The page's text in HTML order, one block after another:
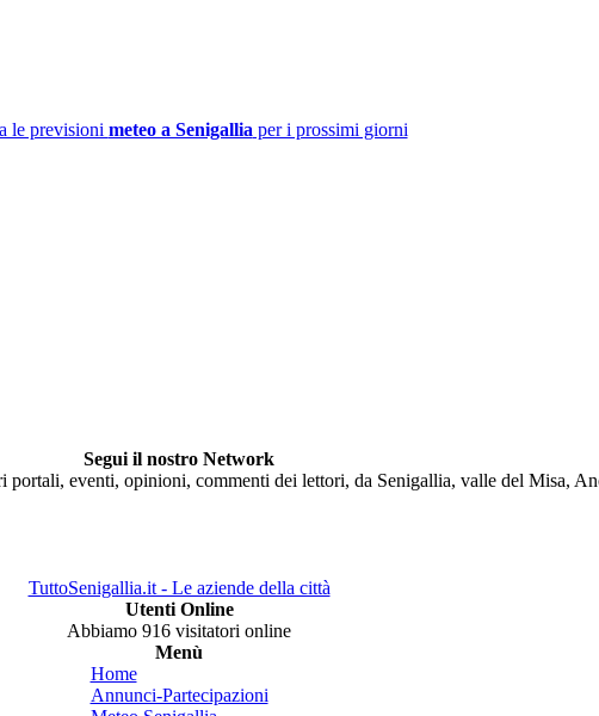
le previsioni meteo a Senigallia per i prossimi giorni
Segui il nostro Network
portali, eventi, opinioni, commenti dei lettori, da Senigallia, valle del Misa,
TuttoSenigallia.it - Le aziende della città
Utenti Online
Abbiamo 916 visitatori online
Menù
Home
Annunci-Partecipazioni